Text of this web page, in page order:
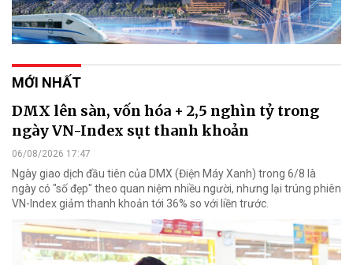
MỚI NHẤT
DMX lên sàn, vốn hóa + 2,5 nghìn tỷ trong
ngày VN-Index sụt thanh khoản
06/08/2026 17:47
Ngày giao dịch đầu tiên của DMX (Điện Máy Xanh) trong 6/8 là
ngày có "số đẹp" theo quan niệm nhiều người, nhưng lại trúng phiên
VN-Index giảm thanh khoản tới 36% so với liền trước.